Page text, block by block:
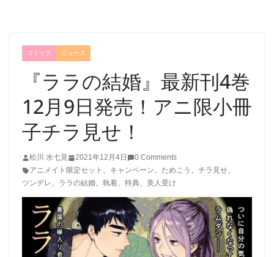
コミック ニュース
『ララの結婚』最新刊4巻
12月9日発売！アニ限小冊
子チラ見せ！
松川 水七見 2021年12月4日
0 Comments
アニメイト限定セット 、 キャンペーン、 ためこう 、 チラ見せ、
ツンデレ、 ララの結婚、 執着、 特典、 美人受け